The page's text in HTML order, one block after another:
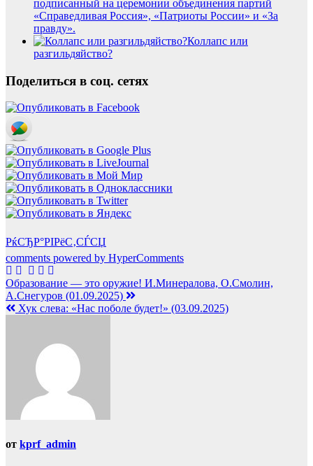
подписанный на церемонии объединения партий
«Справедливая Россия», «Патриоты России» и «За
правду».
Коллапс или
разгильдяйство?
Поделиться в соц. сетях
РќСЂР°РІРёС‚СЃСЏ
comments powered by HyperComments
Навигация
по
Образование — это оружие! И.Минералова, О.Смолин,
А.Снегуров (01.09.2025)
Хук слева: «Нас поболе будет!» (03.09.2025)
от kprf_admin